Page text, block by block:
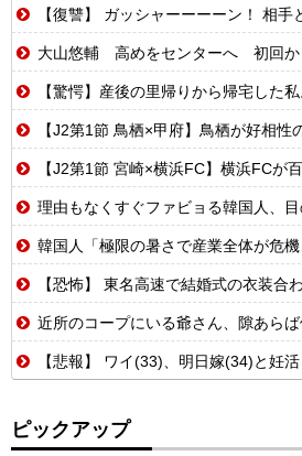
【復讐】 ガッシャーーーーン！ 相手と自分
大山悠輔 高めをセンターへ 初回か
【驚愕】産後の里帰りから帰宅した私。けれど自宅には予想もしない人物が住み着いており……義父「お!嫁ちゃんお疲
【J2第1節 鳥栖×甲府】鳥栖が好相性の甲府に2-0快勝で5年ぶり
【J2第1節 宮崎×横浜FC】横浜FCが百年構想リーグ3位の宮崎を敵地で破り開幕
理由もなくすぐファビョる韓国人、目の前で歩行者が横断
韓国人「極限の暑さで産業全体が危機…建設現場・物流・
【恐怖】 東名高速で結婚式の衣装合わせに向かっていた夫婦の車に何度も何度も追突した60歳
近所のコープにいる爺さん、隙あらば他人の
【悲報】 ワイ(33)、明日嫁(34)と妊
ピックアップ